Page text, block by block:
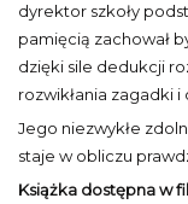
dyrektor szkoły
pamięcią zachował
dzięki sile dedukcji
rozwikłania zagadki i
Jego niezwykłe
staje w obliczu
Książka dostępna w